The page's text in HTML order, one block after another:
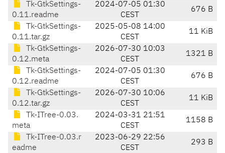
Tk-GtkSettings-
0.11.readme
2024-07-05 01:30
CEST
676 B
Tk-GtkSettings-
0.11.tar.gz
2025-05-08 14:00
CEST
11 KiB
Tk-GtkSettings-
0.12.meta
2026-07-30 10:03
CEST
1321 B
Tk-GtkSettings-
0.12.readme
2024-07-05 01:30
CEST
676 B
Tk-GtkSettings-
0.12.tar.gz
2026-07-30 10:06
CEST
11 KiB
Tk-ITree-0.03.
meta
2024-03-31 21:51
CEST
1158 B
Tk-ITree-0.03.r
eadme
2023-06-29 22:56
CEST
293 B